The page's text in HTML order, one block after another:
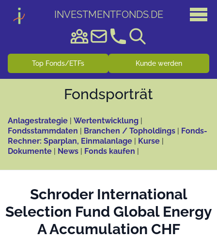
INVESTMENTFONDS.DE
Top Fonds/ETFs Kunde werden
Fonds­porträt
Anlagestrategie | Wertentwicklung |
Fondsstammdaten | Branchen / Topholdings | Fonds-
Rechner: Sparplan, Einmalanlage | Kurse |
Dokumente | News | Fonds kaufen |
Schroder International
Selection Fund Global Energy
A Accumulation CHF